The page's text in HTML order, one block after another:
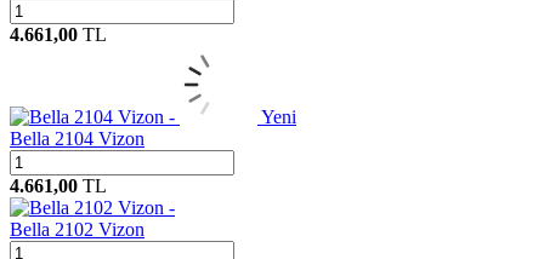
4.661,00 TL
Yeni
Bella 2104 Vizon
4.661,00 TL
Bella 2102 Vizon